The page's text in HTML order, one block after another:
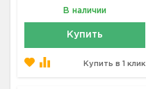
В наличии
Купить
Купить в 1 клик